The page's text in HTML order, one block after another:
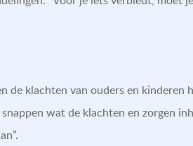
de klachten van ouders en kinderen
wat de klachten en zorgen